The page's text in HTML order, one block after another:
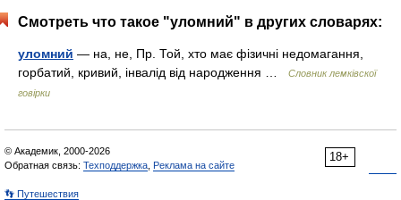
Смотреть что такое "уломний" в других словарях:
уломний — на, не, Пр. Той, хто має фізичні недомагання,
горбатий, кривий, інвалід від народження …
Словник лемківскої
говірки
18+
© Академик, 2000-2026
Обратная связь: Техподдержка Реклама на сайте
👣 Путешествия